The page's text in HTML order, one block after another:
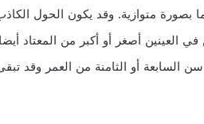
متوازية. وقد يكون الحول
العينين أصغر أو أكبر من المعتاد
سن السابعة أو الثامنة من العمر وقد